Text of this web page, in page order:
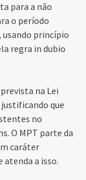
para a não
o período
usando princípio
regra in dubio
na Lei
que
no
O MPT parte da
caráter
a isso.